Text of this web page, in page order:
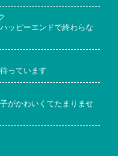
ッピーエンドで終わらな
っています
がかわいくてたまりませ